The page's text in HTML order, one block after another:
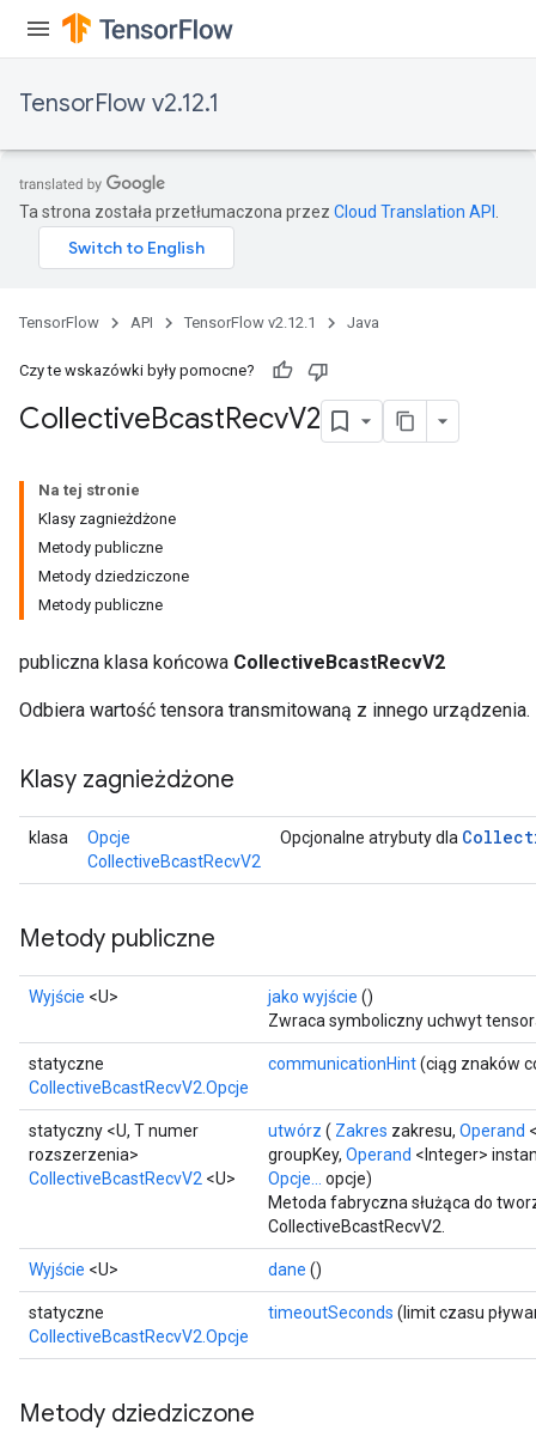
TensorFlow v2.12.1
Ta strona została przetłumaczona przez Cloud Translation API
TensorFlow API TensorFlow v2.12.1 Java
Czy te wskazówki były pomocne?
CollectiveBcastRecvV2
Na tej stronie
Klasy zagnieżdżone
Metody publiczne
Metody dziedziczone
Metody publiczne
publiczna klasa końcowa CollectiveBcastRecvV2
Odbiera wartość tensora transmitowaną z innego urządzenia.
Klasy zagnieżdżone
klasa
Opcje
CollectiveBcastRecvV2
Opcjonalne atrybuty dla
Metody publiczne
Wyjście <U> jako wyjście ()
Zwraca symboliczny uchwyt
statyczne
CollectiveBcastRecvV2.Opcje
communicationHint(ciąg znaków
statyczny <U, T numer
rozszerzenia>
CollectiveBcastRecvV2 <U>
utwórz ( Zakres zakresu, Operand
groupKey, Operand <Integer>
Opcje...
opcje)
Metoda fabryczna służąca do
CollectiveBcastRecvV2.
Wyjście <U> dane ()
statyczne
CollectiveBcastRecvV2.Opcje
timeoutSeconds (limit czasu
Metody dziedziczone